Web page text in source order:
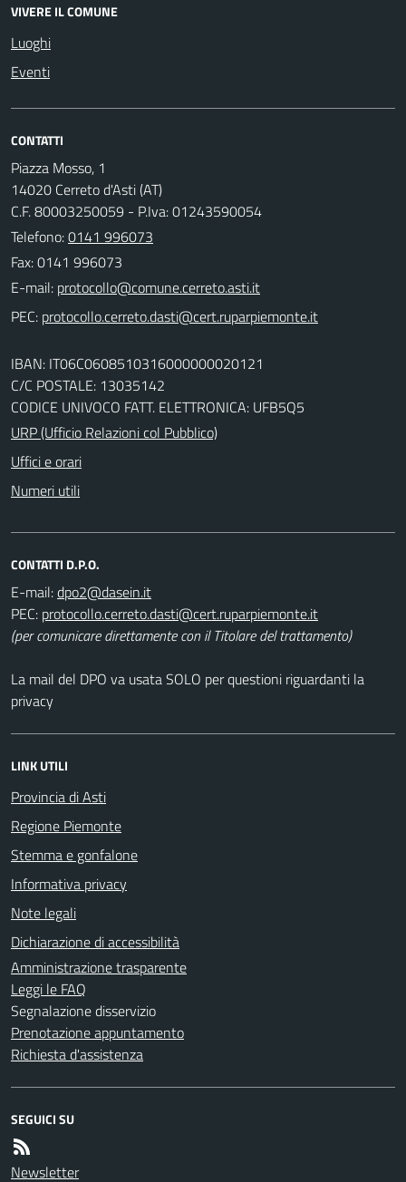
VIVERE IL COMUNE
Luoghi
Eventi
CONTATTI
Piazza Mosso, 1
14020 Cerreto d'Asti (AT)
C.F. 80003250059 - P.Iva: 01243590054
Telefono:0141 996073
Fax: 0141 996073
E-mail:
PEC:
IBAN: IT06C0608510316000000020121
C/C POSTALE: 13035142
CODICE UNIVOCO FATT. ELETTRONICA: UFB5Q5
URP (Ufficio Relazioni col Pubblico)
Uffici e orari
Numeri utili
CONTATTI D.P.O.
E-mail:
PEC:
(per comunicare direttamente con il Titolare del trattamento)
La mail del DPO va usata SOLO per questioni riguardanti la
privacy
LINK UTILI
Provincia di Asti
Regione Piemonte
Stemma e gonfalone
Informativa privacy
Note legali
Dichiarazione di accessibilità
Amministrazione trasparente
Leggi le FAQ
Segnalazione disservizio
Prenotazione appuntamento
Richiesta d'assistenza
SEGUICI SU
Newsletter